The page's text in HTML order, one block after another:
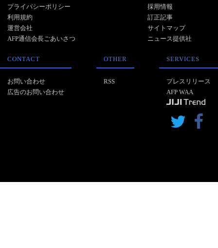
プライバシーポリシー
利用規約
運営会社
AFP通信会長ごあいさつ
採用情報
訂正記事
サイトマップ
ニュース提供社
CONTACT
お問い合わせ
広告のお問い合わせ
OTHER
RSS
SERVICES
プレスリリース
AFP WAA